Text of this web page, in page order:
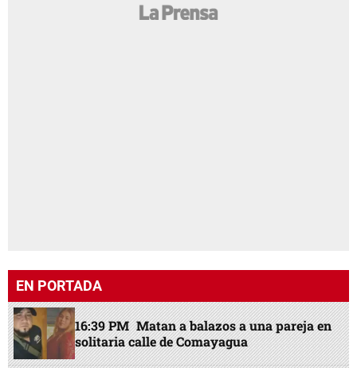
EN PORTADA
16:39 PM Matan a balazos a una pareja en
solitaria calle de Comayagua